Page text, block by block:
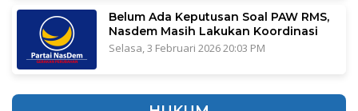
Belum Ada Keputusan Soal PAW RMS,
Nasdem Masih Lakukan Koordinasi
Selasa, 3 Februari 2026 20:03 PM